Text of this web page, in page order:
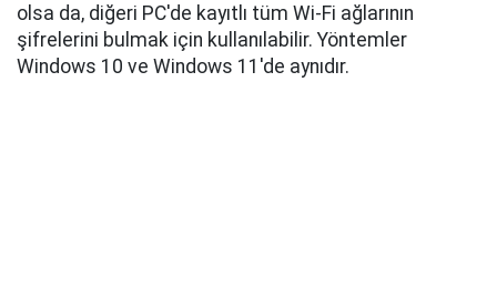
olsa da, diğeri PC'de kayıtlı tüm Wi-Fi ağlarının
şifrelerini bulmak için kullanılabilir. Yöntemler
Windows 10 ve Windows 11'de aynıdır.